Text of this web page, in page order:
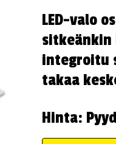
LED-valo
integroitu
takaa
Hinta: